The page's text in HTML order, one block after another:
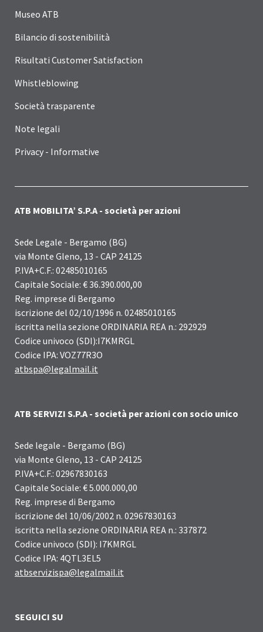
Museo ATB
Bilancio di sostenibilità
Risultati Customer Satisfaction
Whistleblowing
Società trasparente
Note legali
Privacy - Informative
ATB MOBILITA’ S.P.A - società per azioni
Sede Legale - Bergamo (BG)
via Monte Gleno, 13 - CAP 24125
P.IVA+C.F.: 02485010165
Capitale Sociale: € 36.390.000,00
Reg. imprese di Bergamo
iscrizione del 02/10/1996 n. 02485010165
iscritta nella sezione ORDINARIA REA n.: 292929
Codice univoco (SDI):I7KMRGL
Codice IPA: VOZ77R3O
atbspa@legalmail.it
ATB SERVIZI S.P.A - società per azioni con socio unico
Sede legale - Bergamo (BG)
via Monte Gleno, 13 - CAP 24125
P.IVA+C.F.: 02967830163
Capitale Sociale: € 5.000.000,00
Reg. imprese di Bergamo
iscrizione del 10/06/2002 n. 02967830163
iscritta nella sezione ORDINARIA REA n.: 337872
Codice univoco (SDI): I7KMRGL
Codice IPA: 4QTL3EL5
atbservizispa@legalmail.it
SEGUICI SU